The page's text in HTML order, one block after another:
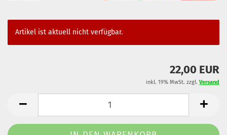
Artikel ist aktuell nicht verfügbar.
22,00 EUR
inkl. 19% MwSt. zzgl. Versand